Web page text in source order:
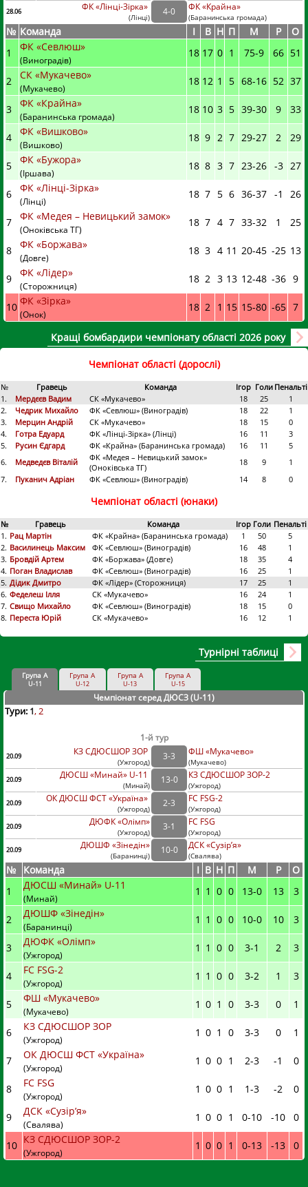
28.06
ФК «Лінці-Зірка»
(Лінці)
4-0 ФК «Крайна»
(Баранинська громада)
№ Команда I В Н П М Р
О
1
ФК «Севлюш»
(Виноградів)
18 17 0 1 75-9 66 51
2 СК «Мукачево»
(Мукачево)
18 12 1 5 68-16 52 37
3 ФК «Крайна»
(Баранинська громада)
18 10 3 5 39-30 9 33
4 ФК «Вишково»
(Вишково)
18 9 2 7 29-27 2 29
5 ФК «Бужора»
(Іршава)
18 8 3 7 23-26 -3 27
6 ФК «Лінці-Зірка»
(Лінці)
18 7 5 6 36-37 -1 26
7 ФК «Медея – Невицький замок»
(Оноківська ТГ)
18 7 4 7 33-32 1 25
8 ФК «Боржава»
(Довге)
18 3 4 11 20-45 -25 13
9 ФК «Лідер»
(Сторожниця)
18 2 3 13 12-48 -36 9
10 ФК «Зірка»
(Онок)
18 2 1 15 15-80 -65 7
Кращі бомбардири чемпіонату області 2026 року
Чемпіонат області (дорослі)
№ Гравець Команда Ігор Голи Пенальті
1.
Мердєєв Вадим СК «Мукачево» 18 25
1
2.
Чедрик Михайло ФК «Севлюш» (Виноградів) 18 22
1
3.
Мерцин Андрій СК «Мукачево» 18 15
0
4.
Готра Едуард ФК «Лінці-Зірка» (Лінці) 16 11
3
5.
Русин Єдгард ФК «Крайна» (Баранинська громада) 16 11
5
6.
Медведєв Віталій
ФК «Медея – Невицький замок»
(Оноківська ТГ)
18 9
1
7.
Пуканич Адріан ФК «Севлюш» (Виноградів) 14 8 0
Чемпіонат області (юнаки)
№ Гравець Команда Ігор Голи Пенальті
1. Рац Мартін ФК «Крайна» (Баранинська громада) 1 50
5
2. Василинець Максим ФК «Севлюш» (Виноградів) 16 48
1
3. Бровдій Артем ФК «Боржава» (Довге) 18 35
4
4. Поган Владислав ФК «Севлюш» (Виноградів) 16 25
1
5. Дідик Дмитро ФК «Лідер» (Сторожниця) 17 25
1
6. Феделеш Ілля СК «Мукачево» 16 24
1
7. Свищо Михайло ФК «Севлюш» (Виноградів) 18 15
0
8. Переста Юрій СК «Мукачево» 16 12 1
Турнірні таблиці
Група А
U-11
Група А
U-12
Група А
U-13
Група А
U-15
Чемпіонат серед ДЮСЗ (U-11)
Тури: 1 2
1-й тур
20.09 КЗ СДЮСШОР ЗОР
(Ужгород)
3-3 ФШ «Мукачево»
(Мукачево)
20.09
ДЮСШ «Минай» U-11
(Минай)
13-0 КЗ СДЮСШОР ЗОР-2
(Ужгород)
20.09
ОК ДЮСШ ФСТ «Україна»
(Ужгород)
2-3 FC FSG-2
(Ужгород)
20.09
ДЮФК «Олімп»
(Ужгород)
3-1 FC FSG
(Ужгород)
20.09
ДЮШФ «Зінедін»
(Баранинці)
10-0 ДСК «Сузір’я»
(Свалява)
№ Команда I В Н П М Р
О
1
ДЮСШ «Минай» U-11
(Минай)
1 1 0 0 13-0 13 3
2 ДЮШФ «Зінедін»
(Баранинці)
1 1 0 0 10-0 10 3
3 ДЮФК «Олімп»
(Ужгород)
1 1 0 0 3-1 2 3
4 FC FSG-2
(Ужгород)
1 1 0 0 3-2 1 3
5 ФШ «Мукачево»
(Мукачево)
1 0 1 0 3-3 0 1
6 КЗ СДЮСШОР ЗОР
(Ужгород)
1 0 1 0 3-3 0 1
7 ОК ДЮСШ ФСТ «Україна»
(Ужгород)
1 0 0 1 2-3 -1 0
8 FC FSG
(Ужгород)
1 0 0 1 1-3 -2 0
9 ДСК «Сузір’я»
(Свалява)
1 0 0 1 0-10 -10 0
10 КЗ СДЮСШОР ЗОР-2
(Ужгород)
1 0 0 1 0-13 -13 0